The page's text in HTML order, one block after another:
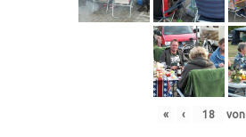
« ‹ von